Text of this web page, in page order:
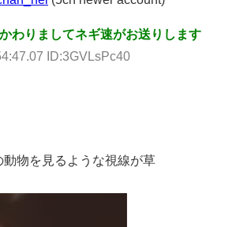
わりましてネギ速がお送りします
ID:3GVLsPc40
物を見るような視線が草